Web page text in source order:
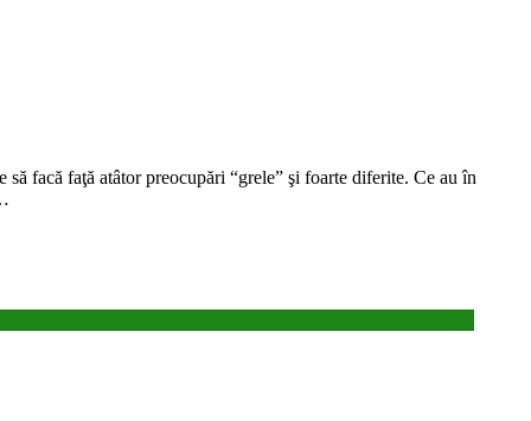
facă faţă atâtor preocupări “grele” şi foarte diferite. Ce au în